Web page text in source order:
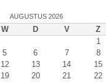
AUGUSTUS 2026
W D V Z
1
5 6 7 8
12 13 14 15
19 20 21 22